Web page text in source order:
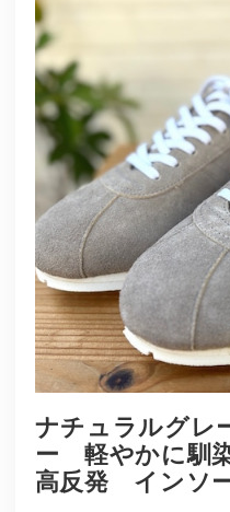
ナチュラルグレ
ー 軽やかに馴
高反発 インソ